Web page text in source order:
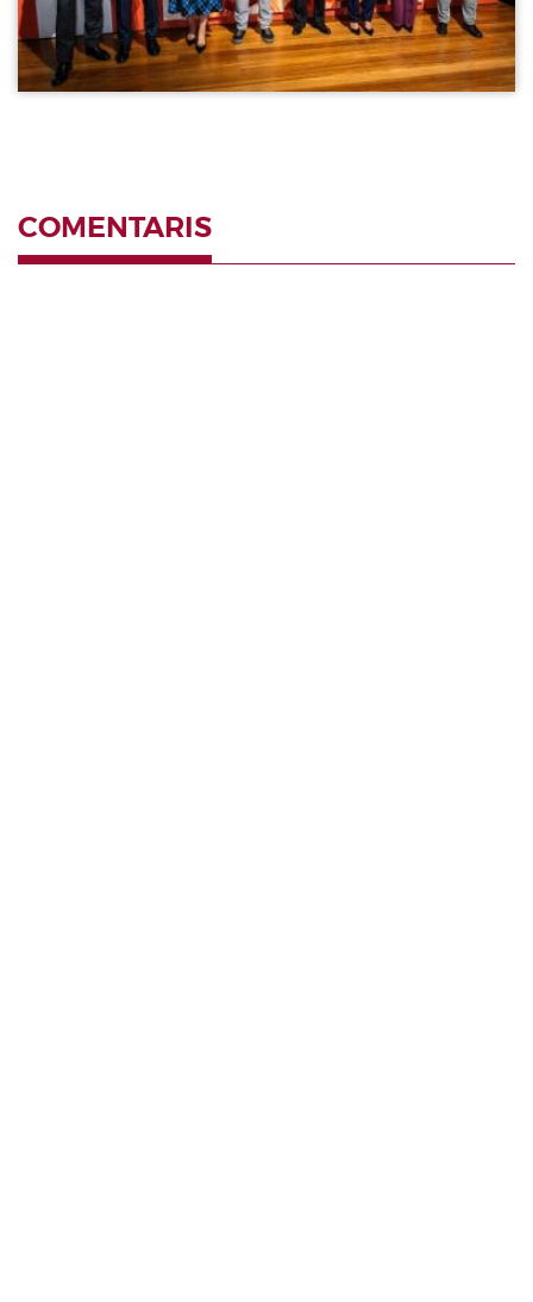
COMENTARIS